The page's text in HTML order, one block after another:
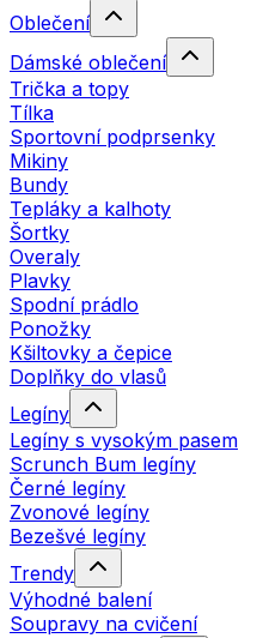
Oblečení
Dámské oblečení
Trička a topy
Tílka
Sportovní podprsenky
Mikiny
Bundy
Tepláky a kalhoty
Šortky
Overaly
Plavky
Spodní prádlo
Ponožky
Kšiltovky a čepice
Doplňky do vlasů
Legíny
Legíny s vysokým pasem
Scrunch Bum legíny
Černé legíny
Zvonové legíny
Bezešvé legíny
Trendy
Výhodné balení
Soupravy na cvičení